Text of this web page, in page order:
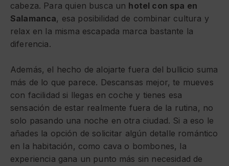
cabeza. Para quien busca un hotel con spa en
Salamanca, esa posibilidad de combinar cultura y
relax en la misma escapada marca bastante la
diferencia.
Además, el hecho de alojarte fuera del bullicio suma
más de lo que parece. Descansas mejor, te mueves
con facilidad si llegas en coche y tienes esa
sensación de estar realmente fuera de la rutina, no
solo pasando una noche en otra ciudad. Si a eso le
añades la opción de solicitar algún detalle romántico
en la habitación, como cava o bombones, la
experiencia gana un punto más sin necesidad de